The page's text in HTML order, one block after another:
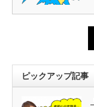
ピックアップ記事